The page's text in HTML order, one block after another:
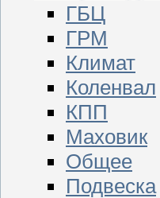
ГБЦ
ГРМ
Климат
Коленвал
КПП
Маховик
Общее
Подвеска